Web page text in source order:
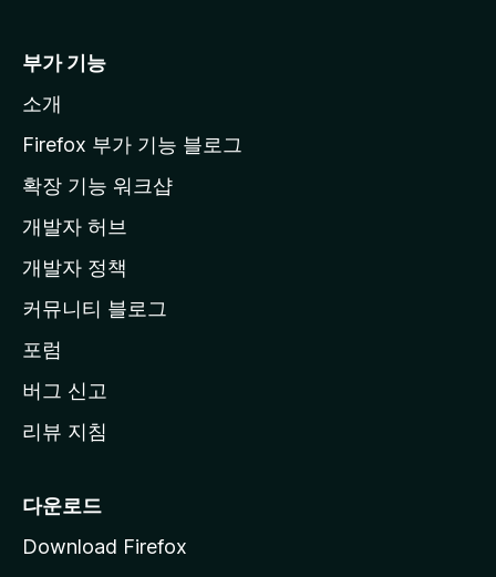
l
a
페
이
지
이
동
부가 기능
소개
Firefox 부가 기능 블로그
확장 기능 워크샵
개발자 허브
개발자 정책
커뮤니티 블로그
포럼
버그 신고
리뷰 지침
다운로드
Download Firefox